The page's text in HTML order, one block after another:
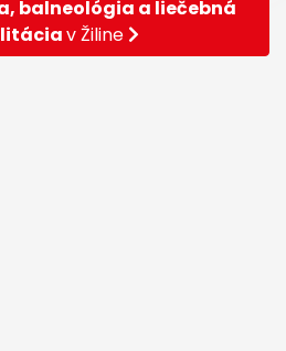
balneológia a liečebná
v Žiline